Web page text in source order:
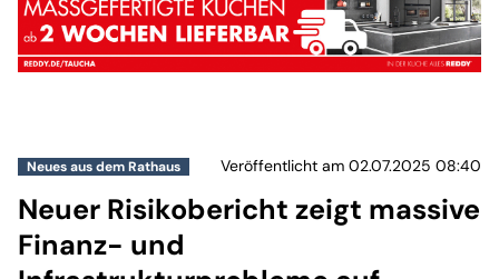
Neues aus dem Rathaus Veröffentlicht am 02.07.2025 08:40
Neuer Risikobericht zeigt massive
Finanz- und